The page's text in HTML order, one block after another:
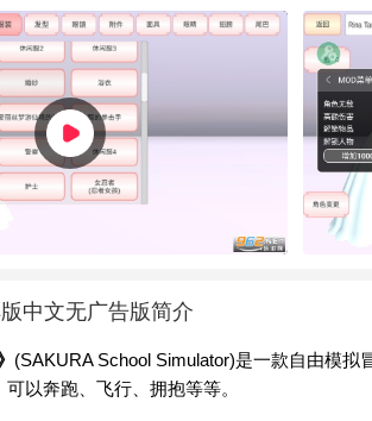
中文无广告版简介
(SAKURA School Simulator)是一款自由模
以奔跑、飞行、拥抱等等。